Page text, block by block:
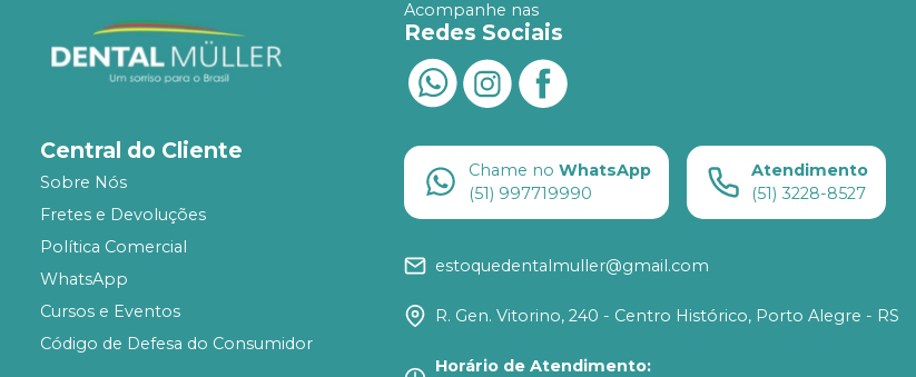
Central do Cliente
Sobre Nós
Fretes e Devoluções
Política Comercial
WhatsApp
Cursos e Eventos
Código de Defesa do Consumidor
Acompanhe nas
Redes Sociais
Chame no WhatsApp
(51) 997719990
Atendimento
(51) 3228-8527
estoquedentalmuller@gmail.com
R. Gen. Vitorino, 240 - Centro Histórico, Porto Alegre - RS
Horário de Atendimento: